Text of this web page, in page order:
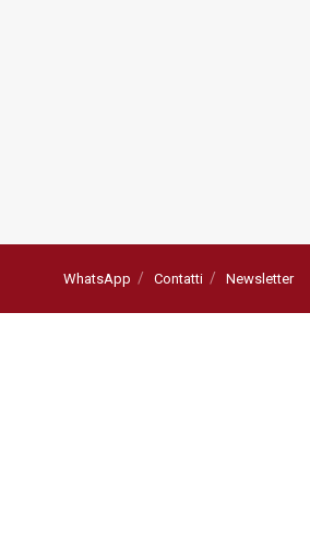
WhatsApp Contatti Newsletter